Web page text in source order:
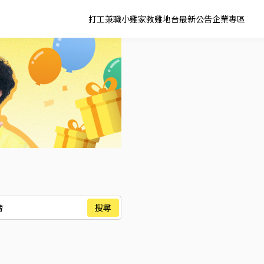
打工兼職小雞家教雞地台最新公告企業專區